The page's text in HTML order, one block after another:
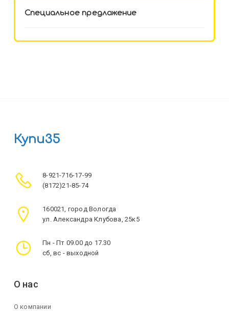
Специальное предложение
Купи35
8-921-716-17-99
(8172)21-85-74
160021, город Вологда
ул. Александра Клубова, 25к5
Пн - Пт 09.00 до 17.30
сб, вс - выходной
О нас
О компании